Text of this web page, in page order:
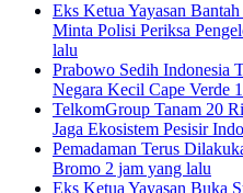
Eks Ketua Yayasan
Minta Polisi Periksa
lalu
Prabowo Sedih Indonesia
Negara Kecil Cape Verde
TelkomGroup Tanam 20
Jaga Ekosistem Pesisir
Pemadaman Terus
Bromo 2 jam yang lalu
Eks Ketua Yayasan Buka